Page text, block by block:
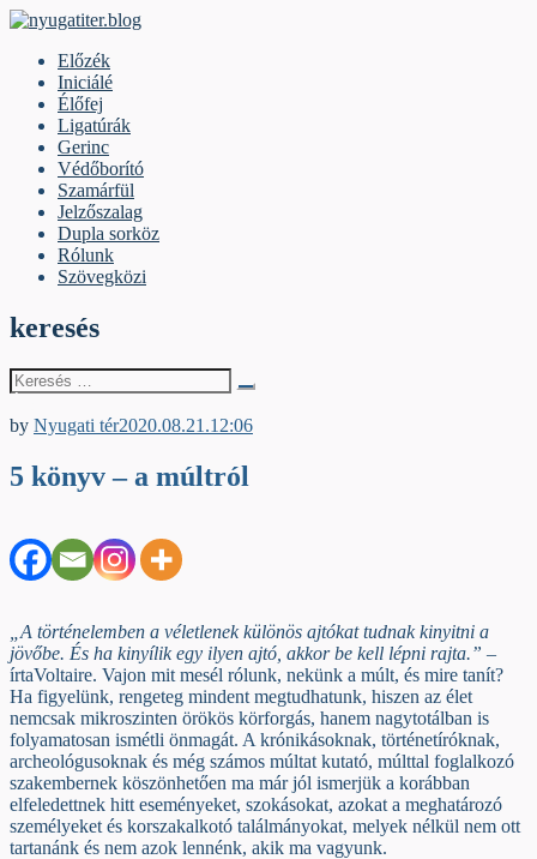
Skip
contentElőzék
Iniciálé
Élőfej
Ligatúrák
Gerinc
Védőborító
Szamárfül
Jelzőszalag
Dupla sorköz
Rólunk
Szövegközi
keresés
Keresés
erre:
by Nyugati tér2020.08.21.12:06
5 könyv – a múltról
„A történelemben a véletlenek különös ajtókat tudnak kinyitni a
jövőbe. És ha kinyílik egy ilyen ajtó, akkor be kell lépni rajta.” –
írtaVoltaire. Vajon mit mesél rólunk, nekünk a múlt, és mire tanít?
Ha figyelünk, rengeteg mindent megtudhatunk, hiszen az élet
nemcsak mikroszinten örökös körforgás, hanem nagytotálban is
folyamatosan ismétli önmagát. A krónikásoknak, történetíróknak,
archeológusoknak és még számos múltat kutató, múlttal foglalkozó
szakembernek köszönhetően ma már jól ismerjük a korábban
elfeledettnek hitt eseményeket, szokásokat, azokat a meghatározó
személyeket és korszakalkotó találmányokat, melyek nélkül nem ott
tartanánk és nem azok lennénk, akik ma vagyunk.